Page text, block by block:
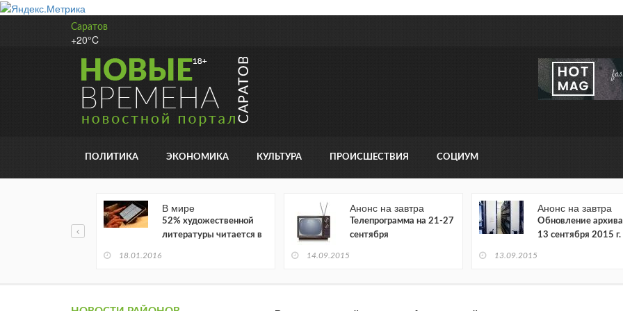
Саратов
+20°C
ПОЛИТИКА ЭКОНОМИКА КУЛЬТУРА ПРОИСШЕСТВИЯ СОЦИУМ
В мире
52% художественной
литературы читается в
18.01.2016
Анонс на завтра
Телепрограмма на 21-27
сентября
14.09.2015
Анонс на завтра
Обновление архива
13 сентября 2015 г.
13.09.2015